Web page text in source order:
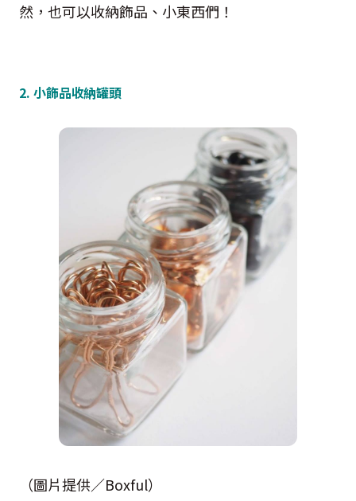
然，也可以收納飾品、小東西們！
2. 小飾品收納罐頭
（圖片提供／Boxful）